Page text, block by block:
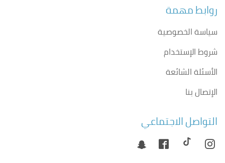
روابط مهمة
سياسة الخصوصية
شروط الإستخدام
الأسئلة الشائعة
الإتصال بنا
التواصل الاجتماعي